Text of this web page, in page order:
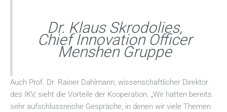
Dr. Klaus Skrodolies,
Chief Innovation Officer
Menshen Gruppe
Auch Prof. Dr. Rainer Dahlmann, wissenschaftlicher Direktor
des IKV, sieht die Vorteile der Kooperation. „Wir hatten bereits
sehr aufschlussreiche Gespräche, in denen wir viele Themen